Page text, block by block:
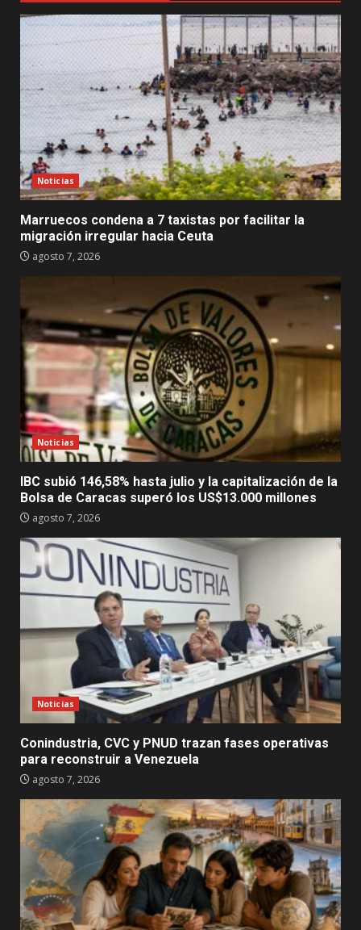
Noticias
Marruecos condena a 7 taxistas por facilitar la
migración irregular hacia Ceuta
agosto 7, 2026
Noticias
IBC subió 146,58% hasta julio y la capitalización de la
Bolsa de Caracas superó los US$13.000 millones
agosto 7, 2026
Noticias
Conindustria, CVC y PNUD trazan fases operativas
para reconstruir a Venezuela
agosto 7, 2026